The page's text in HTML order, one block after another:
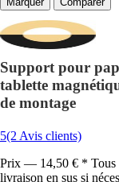
Support pour
tablette
de montage
5(2 Avis clients)
Prix — 14,50 € * Tous
livraison en sus si